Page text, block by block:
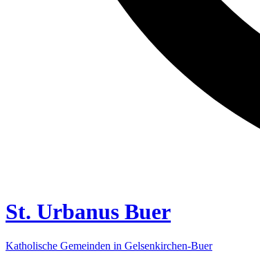
St. Urbanus Buer
Katholische Gemeinden in Gelsenkirchen-Buer